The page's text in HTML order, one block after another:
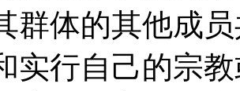
群体的其他成
实行自己的宗